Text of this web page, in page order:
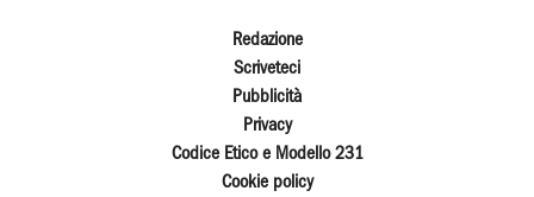
Redazione
Scriveteci
Pubblicità
Privacy
Codice Etico e Modello 231
Cookie policy